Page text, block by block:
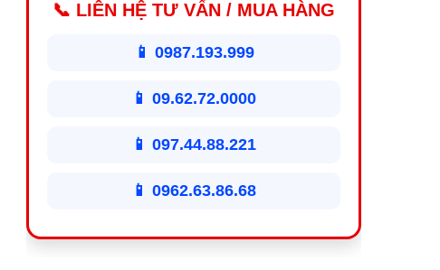
📞 LIÊN HỆ TƯ VẤN / MUA HÀNG
📱 0987.193.999
📱 09.62.72.0000
📱 097.44.88.221
📱 0962.63.86.68